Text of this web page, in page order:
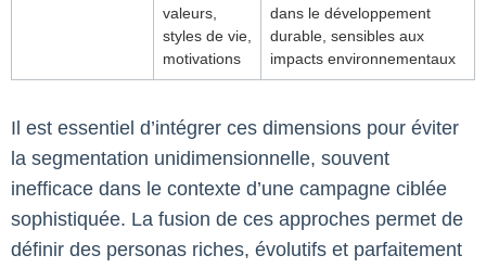
valeurs,
styles de vie,
motivations
dans le développement
durable, sensibles aux
impacts environnementaux
Il est essentiel d’intégrer ces dimensions pour éviter
la segmentation unidimensionnelle, souvent
inefficace dans le contexte d’une campagne ciblée
sophistiquée. La fusion de ces approches permet de
définir des personas riches, évolutifs et parfaitement